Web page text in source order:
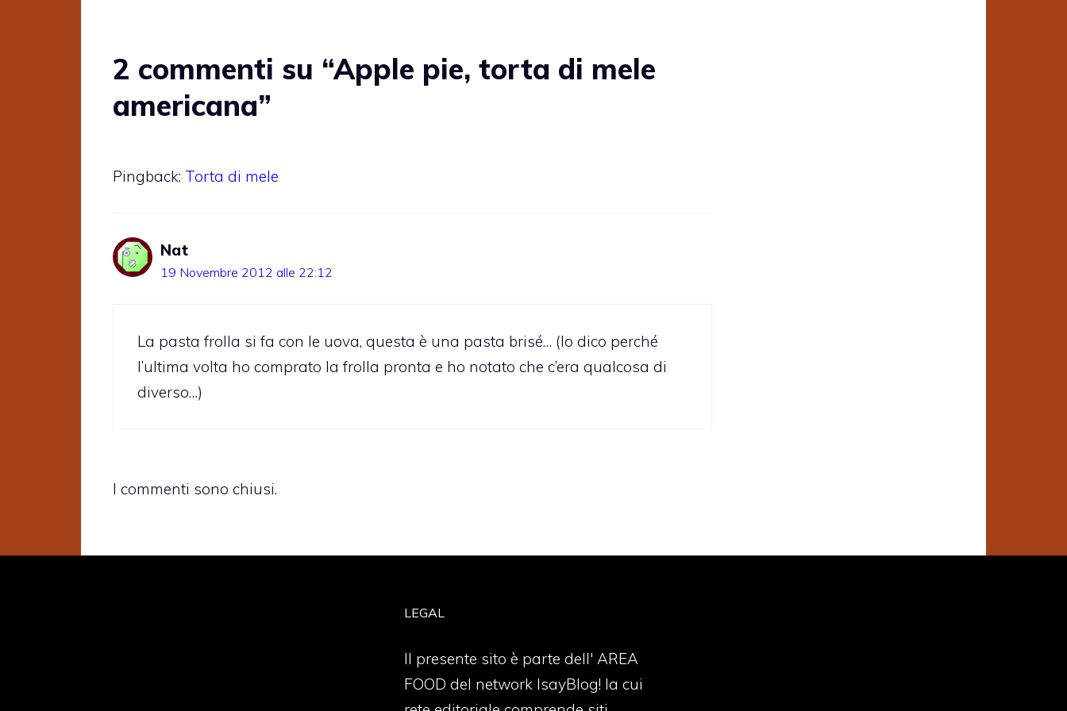
2 commenti su “Apple pie, torta di mele
americana”
Pingback: Torta di mele
Nat
19 Novembre 2012 alle 22:12
La pasta frolla si fa con le uova, questa è una pasta brisé… (lo dico perché
l’ultima volta ho comprato la frolla pronta e ho notato che c’era qualcosa di
diverso…)
I commenti sono chiusi.
LEGAL
Il presente sito è parte dell' AREA
FOOD del network IsayBlog! la cui